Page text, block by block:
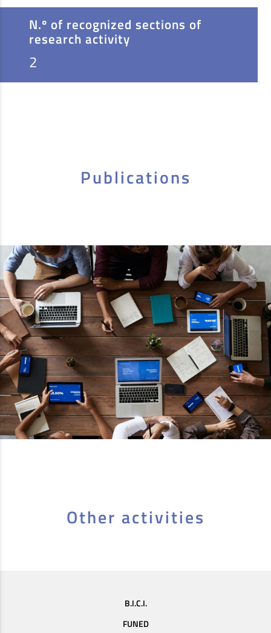
N.º of recognized sections of
research activity
2
Publications
Other activities
B.I.C.I.
FUNED